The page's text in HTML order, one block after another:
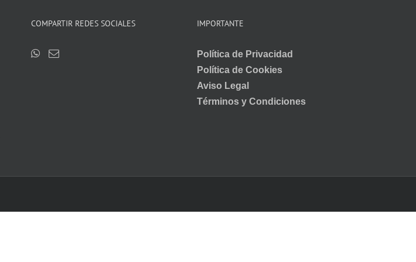
COMPARTIR REDES SOCIALES IMPORTANTE
Política de Privacidad
Política de Cookies
Aviso Legal
Términos y Condiciones